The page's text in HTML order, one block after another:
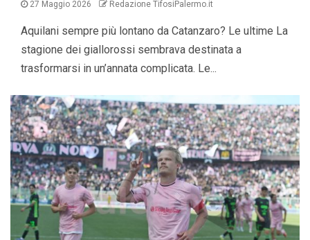
27 Maggio 2026 Redazione TifosiPalermo.it
Aquilani sempre più lontano da Catanzaro? Le ultime La
stagione dei giallorossi sembrava destinata a
trasformarsi in un’annata complicata. Le...